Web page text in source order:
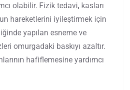
olabilir. Fizik tedavi, kasları
hareketlerini iyileştirmek için
yapılan esneme ve
omurgadaki baskıyı azaltır.
hafiflemesine yardımcı